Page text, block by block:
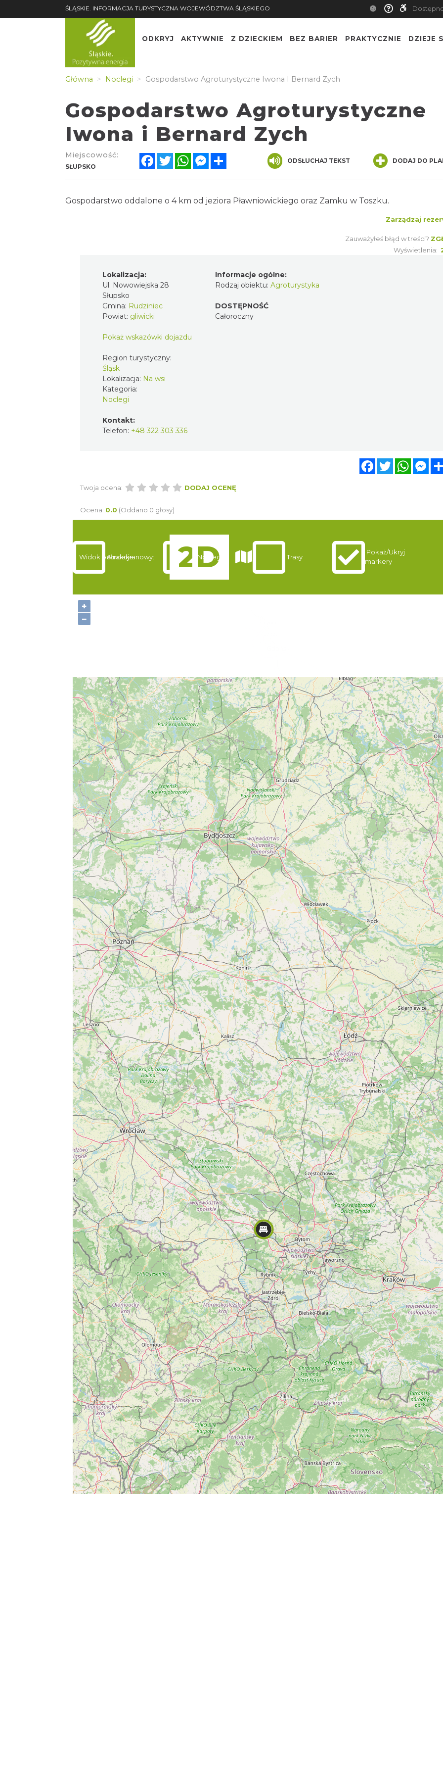
ŚLĄSKIE. INFORMACJA TURYSTYCZNA WOJEWÓDZTWA ŚLĄSKIEGO
ODKRYJ AKTYWNIE Z DZIECKIEM BEZ BARIER PRAKTYCZNIE DZIEJE
Główna Noclegi Gospodarstwo Agroturystyczne Iwona I Bernard Zych
Gospodarstwo Agroturystyczne
Iwona i Bernard Zych
Miejscowość:
SŁUPSKO
FacebookTwitterWhatsAppMessenger ODSŁUCHAJ TEKST DODAJ DO
Gospodarstwo oddalone o 4 km od jeziora Pławniowickiego oraz Zamku w Toszku.
Zarządzaj
Zauważyłeś błąd w treści?
Wyświetlenia:
Lokalizacja:
Ul. Nowowiejska 28
Słupsko
Gmina: Rudziniec
Powiat: gliwicki
Pokaż wskazówki dojazdu
Region turystyczny:
Śląsk
Lokalizacja: Na wsi
Kategoria:
Noclegi
Kontakt:
Telefon: +48 322 303 336
Informacje ogólne:
Rodzaj obiektu: Agroturystyka
DOSTĘPNOŚĆ
Całoroczny
FacebookTwitter
Twoja ocena: DODAJ OCENĘ
Ocena: 0.0 (Oddano 0 głosy)
+
−
Widok pełnoekranowy:
Atrakcje Noclegi Trasy
Pokaż/Ukryj
markery